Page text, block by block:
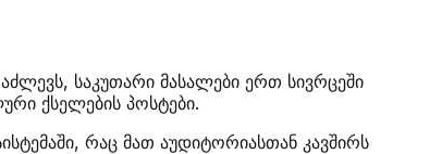
საკუთარი მასალები ერთ სივრცეში
ქსელების პოსტები.
რაც მათ აუდიტორიასთან კავშირს